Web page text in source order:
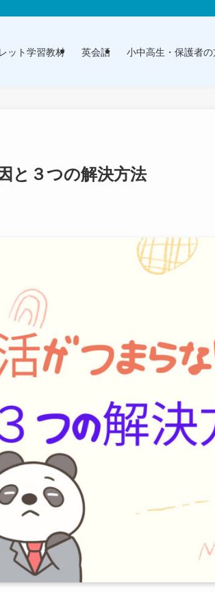
ット学習教材 英会話 小中高生・保護者
と３つの解決方法